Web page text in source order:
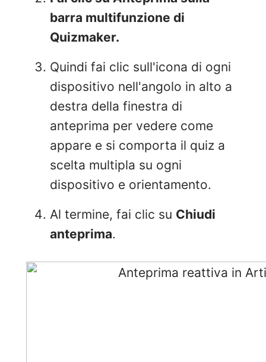
barra multifunzione di
Quizmaker.
Quindi fai clic sull'icona di ogni
dispositivo nell'angolo in alto a
destra della finestra di
anteprima per vedere come
appare e si comporta il quiz a
scelta multipla su ogni
dispositivo e orientamento.
Al termine, fai clic su Chiudi
anteprima.